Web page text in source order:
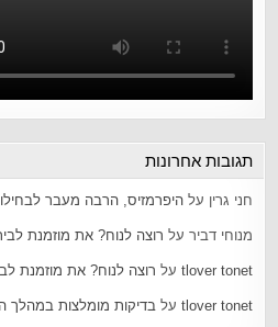
תגובות אחרונות
חני גרין עלהיפרמזיס, הרבה מעבר
מנוחי דביר על רוצה לנוח? את מוזמנת
tlover tonet על רוצה לנוח? את מוזמנת
tlover tonet עלבדיקות מומלצות במהלך